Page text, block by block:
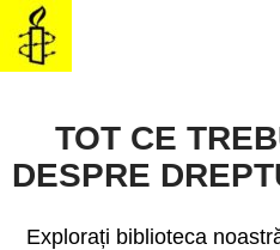
SKIP
TO
MAIN
CONTENT
TOT CE
DESPRE
Explorați biblioteca